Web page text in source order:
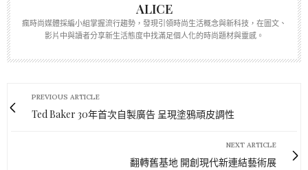
ALICE
瘋時尚媒體採編小組掌握流行趨勢，發現引領時尚生活概念與新科技，在圖文、
影片中與讀者分享新生活態度中找滿足個人化的時尚題材與靈感。
PREVIOUS ARTICLE
Ted Baker 30年首次自製廣告 呈現塗鴉頑皮調性
NEXT ARTICLE
翻轉舊基地 開創現代新連結藝術展